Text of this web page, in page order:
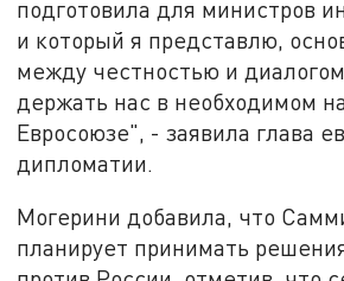
подготовила для министров
и который я представлю,
между честностью и
держать нас в необходимом
Евросоюзе", - заявила глава
дипломатии.
Могерини добавила, что
планирует принимать